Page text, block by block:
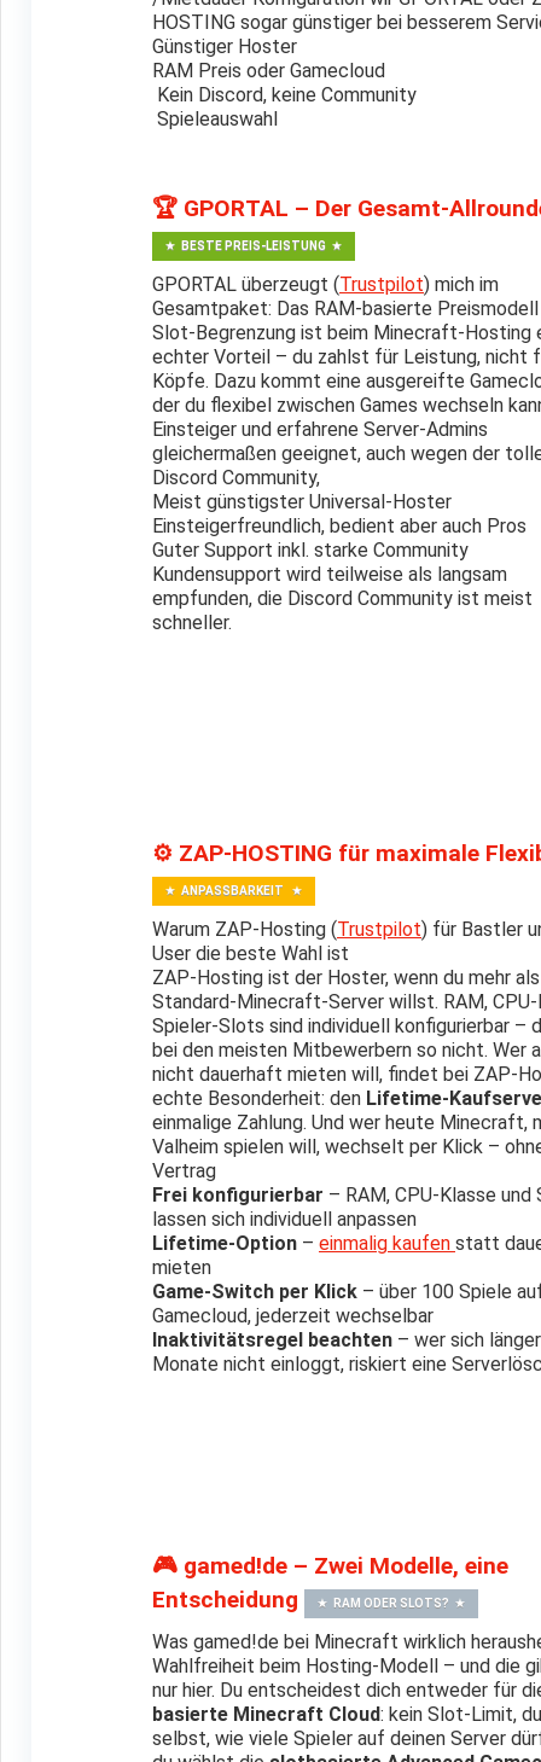
eigenen Projekte zum Teil selbst nutze. Ich
bewerte das echte Gesamtpaket aus
schnell einen verlässlichen Premium-Hoster – denn
Voice Server oder besondere Community-Features
undverschiedenen MC-Versionen
Wir haben immer diePrepaid Preiseverglichen.
HOSTING sogar günstiger bei besserem
Günstiger Hoster
RAM Preis oder Gamecloud
Kein Discord, keine Community
Spieleauswahl
🏆 GPORTAL – Der Gesamt-
BESTE PREIS-LEISTUNG
GPORTAL überzeugt (Trustpilot) mich im
Gesamtpaket: Das RAM-basierte
Slot-Begrenzung ist beim Minecraft-Hosting
echter Vorteil – du zahlst für Leistung, nicht
Köpfe. Dazu kommt eine ausgereifte
der du flexibel zwischen Games wechseln
Einsteiger und erfahrene Server-Admins
gleichermaßen geeignet, auch wegen der
Discord Community,
Meist günstigster Universal-Hoster
Einsteigerfreundlich, bedient aber auch Pros
Guter Support inkl. starke Community
Kundensupport wird teilweise als langsam
empfunden, die Discord Community ist meist
schneller.
⚙️ ZAP-HOSTING für maximale
ANPASSBARKEIT
Warum ZAP-Hosting (Trustpilot) für Bastler
User die beste Wahl ist
ZAP-Hosting ist der Hoster, wenn du mehr
Standard-Minecraft-Server willst. RAM, CPU-
Spieler-Slots sind individuell konfigurierbar –
bei den meisten Mitbewerbern so nicht. Wer
nicht dauerhaft mieten will, findet bei ZAP-
echte Besonderheit: den Lifetime-
einmalige Zahlung. Und wer heute Minecraft,
Valheim spielen will, wechselt per Klick –
Vertrag
Frei konfigurierbar – RAM, CPU-Klasse und
lassen sich individuell anpassen
Lifetime-Option – einmalig kaufen statt
mieten
Game-Switch per Klick – über 100 Spiele
Gamecloud, jederzeit wechselbar
Inaktivitätsregel beachten – wer sich
Monate nicht einloggt, riskiert eine
🎮 gamed!de – Zwei Modelle, eine
Entscheidung
RAM ODER SLOTS?
Was gamed!de bei Minecraft wirklich
Wahlfreiheit beim Hosting-Modell – und die
nur hier. Du entscheidest dich entweder für
basierte Minecraft Cloud: kein Slot-Limit,
selbst, wie viele Spieler auf deinen Server